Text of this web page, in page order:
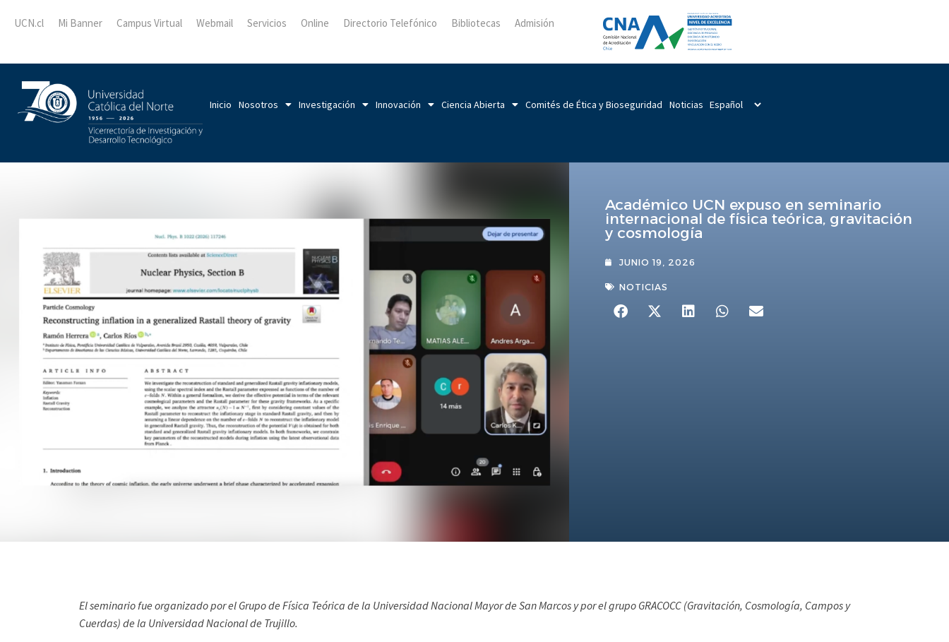
UCN.cl Mi Banner Campus Virtual Webmail Servicios Online Directorio Telefónico Bibliotecas Admisión
Inicio Nosotros Investigación Innovación Ciencia Abierta Comités de Ética y Bioseguridad Noticias
Académico UCN expuso en seminario
internacional de física teórica, gravitación
y cosmología
JUNIO 19, 2026
NOTICIAS
El seminario fue organizado por el Grupo de Física Teórica de la Universidad Nacional Mayor de San Marcos y por el grupo GRACOCC (Gravitación, Cosmología, Campos y
Cuerdas) de la Universidad Nacional de Trujillo.